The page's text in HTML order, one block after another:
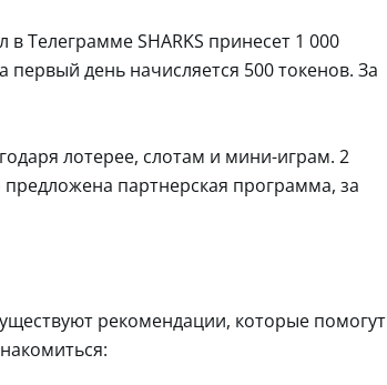
Телеграмме SHARKS принесет 1 000
день начисляется 500 токенов. За
лотерее, слотам и мини-играм. 2
партнерская программа, за
рекомендации, которые помогут